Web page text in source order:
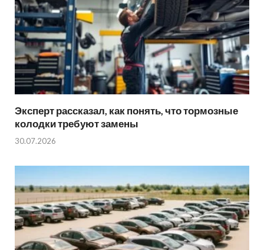
Эксперт рассказал, как понять, что тормозные
колодки требуют замены
30.07.2026